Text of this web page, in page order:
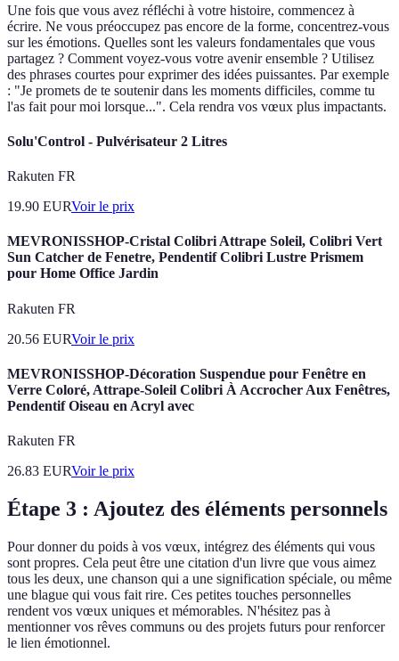
Une fois que vous avez réfléchi à votre histoire, commencez à
écrire. Ne vous préoccupez pas encore de la forme, concentrez-vous
sur les émotions. Quelles sont les valeurs fondamentales que vous
partagez ? Comment voyez-vous votre avenir ensemble ? Utilisez
des phrases courtes pour exprimer des idées puissantes. Par exemple
: "Je promets de te soutenir dans les moments difficiles, comme tu
l'as fait pour moi lorsque...". Cela rendra vos vœux plus impactants.
Solu'Control - Pulvérisateur 2 Litres
Rakuten FR
19.90 EURVoir le prix
MEVRONISSHOP-Cristal Colibri Attrape Soleil, Colibri Vert
Sun Catcher de Fenetre, Pendentif Colibri Lustre Prismem
pour Home Office Jardin
Rakuten FR
20.56 EURVoir le prix
MEVRONISSHOP-Décoration Suspendue pour Fenêtre en
Verre Coloré, Attrape-Soleil Colibri À Accrocher Aux Fenêtres,
Pendentif Oiseau en Acryl avec
Rakuten FR
26.83 EURVoir le prix
Étape 3 : Ajoutez des éléments personnels
Pour donner du poids à vos vœux, intégrez des éléments qui vous
sont propres. Cela peut être une citation d'un livre que vous aimez
tous les deux, une chanson qui a une signification spéciale, ou même
une blague qui vous fait rire. Ces petites touches personnelles
rendent vos vœux uniques et mémorables. N'hésitez pas à
mentionner vos rêves communs ou des projets futurs pour renforcer
le lien émotionnel.